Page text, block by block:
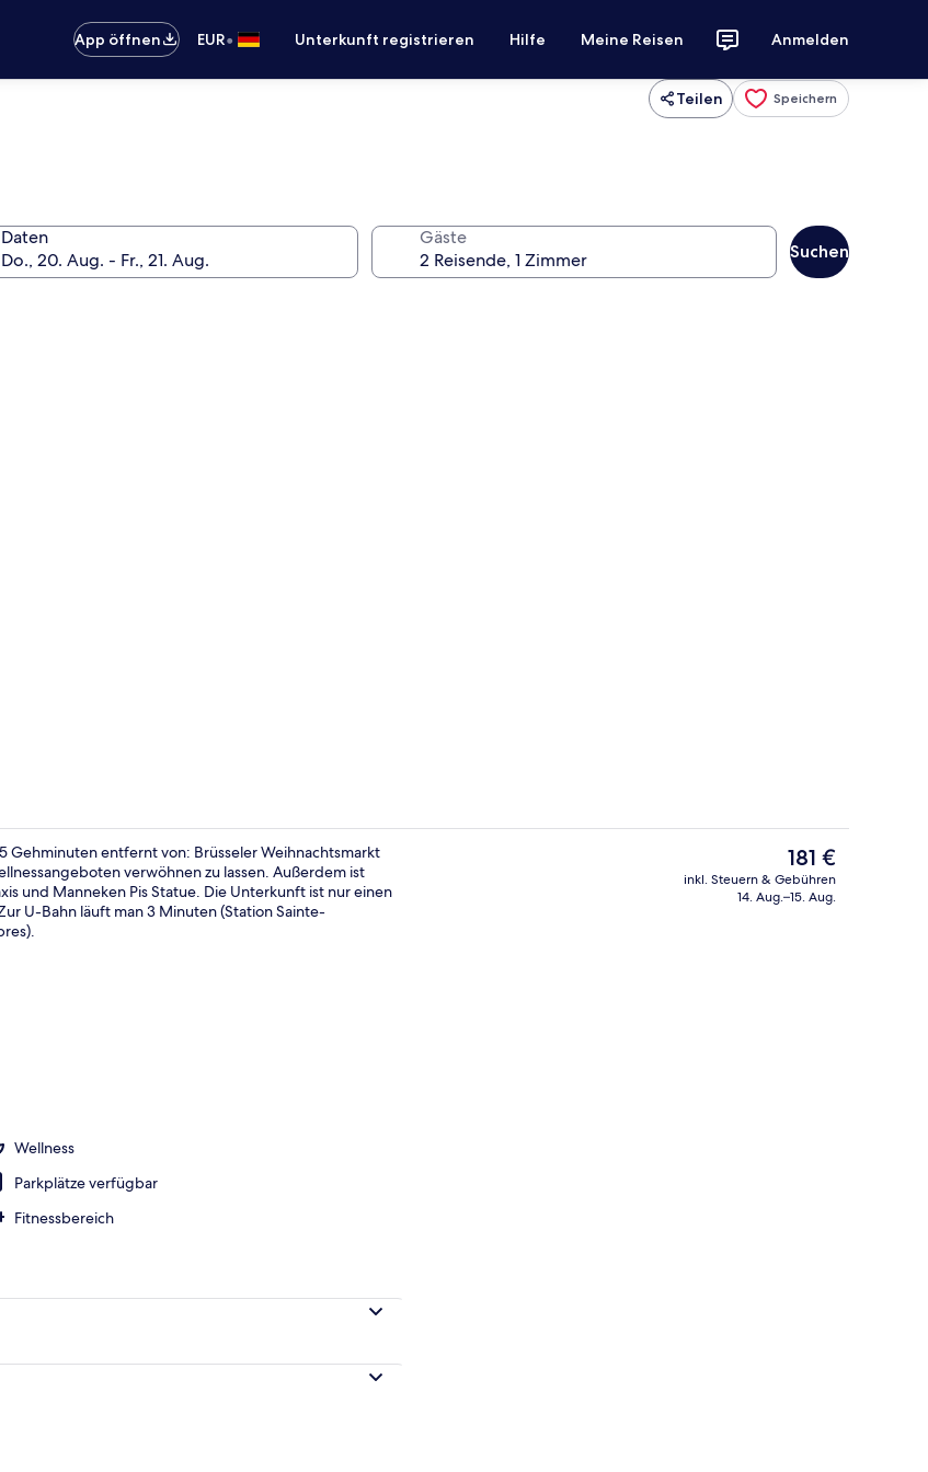
App öffnen
EUR• Unterkunft registrieren Hilfe Meine Reisen Anmelden
Teilen Speichern
Daten Gäste
Suchen
Espressomaschine, Wasserkocher mit Kaffee-/Teezubehör, Wasserkocher
Gehminuten entfernt von: Brüsseler Weihnachtsmarkt
verwöhnen zu lassen. Außerdem ist
und Manneken Pis Statue. Die Unterkunft ist nur einen
U-Bahn läuft man 3 Minuten (Station Sainte-
Wellness
Parkplätze verfügbar
Fitnessbereich
Der
aktuelle
Preis
181 €
inkl. Steuern & Gebühren
14. Aug.–15. Aug.